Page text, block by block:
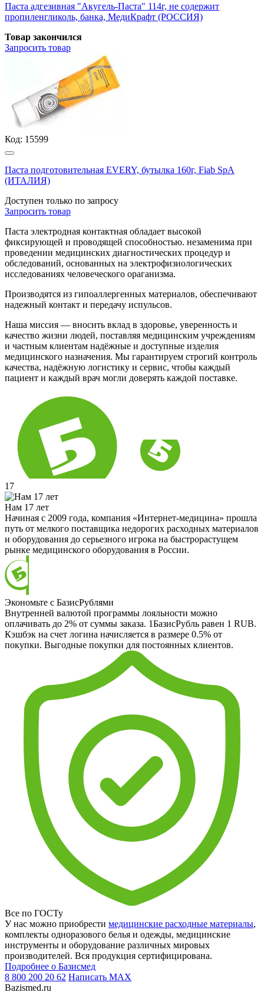
Паста адгезивная "Акугель-Паста" 114г, не содержит
пропиленгликоль, банка, МедиКрафт (РОССИЯ)
Товар закончился
Запросить товар
Код: 15599
Паста подготовительная EVERY, бутылка 160г, Fiab SpA
(ИТАЛИЯ)
Доступен только по запросу
Запросить товар
Паста электродная контактная обладает высокой
фиксирующей и проводящей способностью. незаменима при
проведении медицинских диагностических процедур и
обследований, основанных на электрофизиологических
исследованиях человеческого ораганизма.
Производятся из гипоаллергенных материалов, обеспечивают
надежный контакт и передачу испульсов.
Наша миссия — вносить вклад в здоровье, уверенность и
качество жизни людей, поставляя медицинским учреждениям
и частным клиентам надёжные и доступные изделия
медицинского назначения. Мы гарантируем строгий контроль
качества, надёжную логистику и сервис, чтобы каждый
пациент и каждый врач могли доверять каждой поставке.
17
Нам 17 лет
Начиная с 2009 года, компания «Интернет-медицина» прошла
путь от мелкого поставщика недорогих расходных материалов
и оборудования до серьезного игрока на быстрорастущем
рынке медицинского оборудования в России.
Экономьте с БазисРублями
Внутренней валютой программы лояльности можно
оплачивать до 2% от суммы заказа. 1БазисРубль равен 1 RUB.
Кэшбэк на счет логина начисляется в размере 0.5% от
покупки. Выгодные покупки для постоянных клиентов.
Все по ГОСТу
У нас можно приобрести медицинские расходные материалы,
комплекты одноразового белья и одежды, медицинские
инструменты и оборудование различных мировых
производителей. Вся продукция сертифицирована.
Подробнее о Базисмед
8 800 200 20 62 Написать MAX
Bazismed.ru